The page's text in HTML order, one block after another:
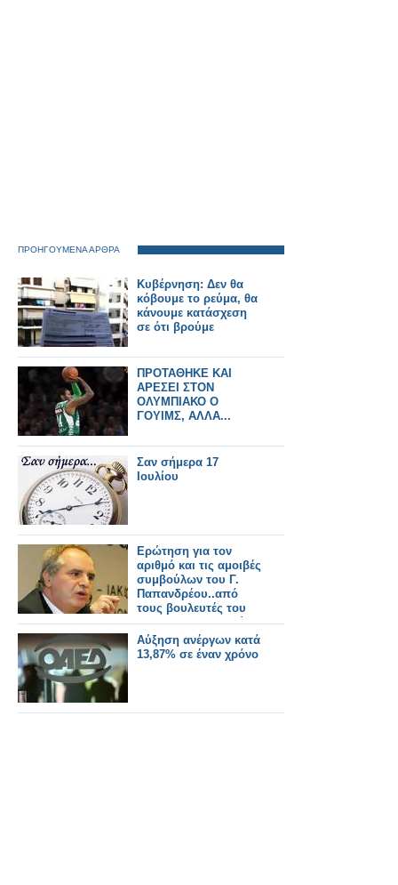
ΠΡΟΗΓΟΥΜΕΝΑ ΑΡΘΡΑ
Κυβέρνηση: Δεν θα
κόβουμε το ρεύμα, θα
κάνουμε κατάσχεση
σε ότι βρούμε
ΠΡΟΤΑΘΗΚΕ ΚΑΙ
ΑΡΕΣΕΙ ΣΤΟΝ
ΟΛΥΜΠΙΑΚΟ Ο
ΓΟΥΙΜΣ, ΑΛΛΑ...
Σαν σήμερα 17
Ιουλίου
Ερώτηση για τον
αριθμό και τις αμοιβές
συμβούλων του Γ.
Παπανδρέου..από
τους βουλευτές του
ΣΥΡΙΖΑ..Σ.Παναγούλη
και Αθανασίου
Νάσου..
Αύξηση ανέργων κατά
13,87% σε έναν χρόνο